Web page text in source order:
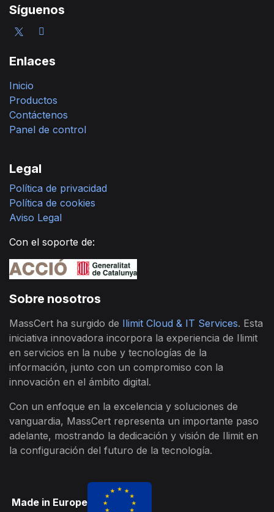
Síguenos
Enlaces
Inicio
Productos
Contáctenos
Panel de control
Legal
Política de privacidad
Política de cookies
Aviso Legal
Con el soporte de:
Sobre nosotros
MassCert ha surgido de Ilimit Cloud & IT Services. Esta
iniciativa innovadora incorpora la experiencia de Ilimit
en servicios en la nube y tecnologías de la
información, junto con un compromiso con la
innovación en el ámbito digital.
Con un enfoque en la excelencia y soluciones de
vanguardia, MassCert representa un importante paso
adelante, mostrando la dedicación y visión de Ilimit en
la configuración del futuro de la tecnología.
Made in Europe